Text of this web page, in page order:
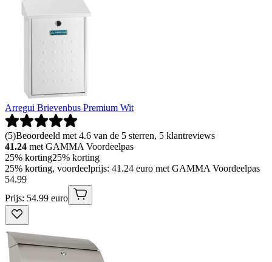
Arregui Brievenbus Premium Wit
(5)Beoordeeld met 4.6 van de 5 sterren, 5 klantreviews
41.24 met GAMMA Voordeelpas
25% korting25% korting
25% korting, voordeelprijs: 41.24 euro met GAMMA Voordeelpas
54.99
Prijs: 54.99 euro